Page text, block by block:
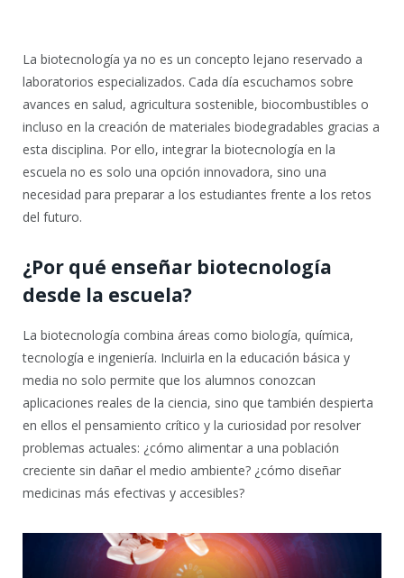
La biotecnología ya no es un concepto lejano reservado a
laboratorios especializados. Cada día escuchamos sobre
avances en salud, agricultura sostenible, biocombustibles o
incluso en la creación de materiales biodegradables gracias a
esta disciplina. Por ello, integrar la biotecnología en la
escuela no es solo una opción innovadora, sino una
necesidad para preparar a los estudiantes frente a los retos
del futuro.
¿Por qué enseñar biotecnología
desde la escuela?
La biotecnología combina áreas como biología, química,
tecnología e ingeniería. Incluirla en la educación básica y
media no solo permite que los alumnos conozcan
aplicaciones reales de la ciencia, sino que también despierta
en ellos el pensamiento crítico y la curiosidad por resolver
problemas actuales: ¿cómo alimentar a una población
creciente sin dañar el medio ambiente? ¿cómo diseñar
medicinas más efectivas y accesibles?